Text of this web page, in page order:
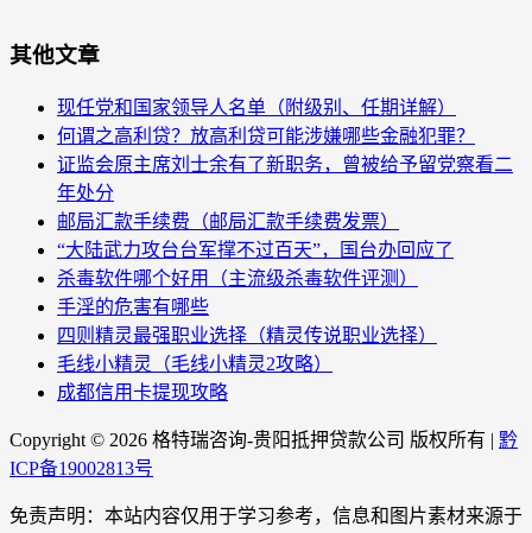
其他文章
现任党和国家领导人名单（附级别、任期详解）
何谓之高利贷？放高利贷可能涉嫌哪些金融犯罪？
证监会原主席刘士余有了新职务，曾被给予留党察看二
年处分
邮局汇款手续费（邮局汇款手续费发票）
“大陆武力攻台台军撑不过百天”，国台办回应了
杀毒软件哪个好用（主流级杀毒软件评测）
手淫的危害有哪些
四则精灵最强职业选择（精灵传说职业选择）
毛线小精灵（毛线小精灵2攻略）
成都信用卡提现攻略
Copyright © 2026 格特瑞咨询-贵阳抵押贷款公司 版权所有 | 黔
ICP备19002813号
免责声明：本站内容仅用于学习参考，信息和图片素材来源于